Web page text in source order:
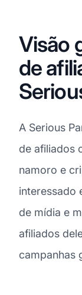
Visão
de
A Serious
de afiliados
namoro e
interessado
de mídia e
afiliados
campanhas